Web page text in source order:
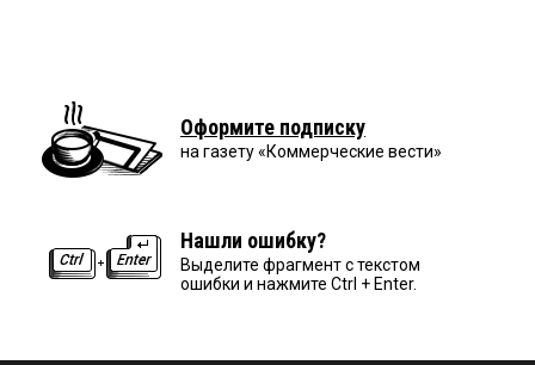
Оформите подписку
на газету «Коммерческие вести»
Нашли ошибку?
Выделите фрагмент с текстом
ошибки и нажмите Ctrl + Enter.